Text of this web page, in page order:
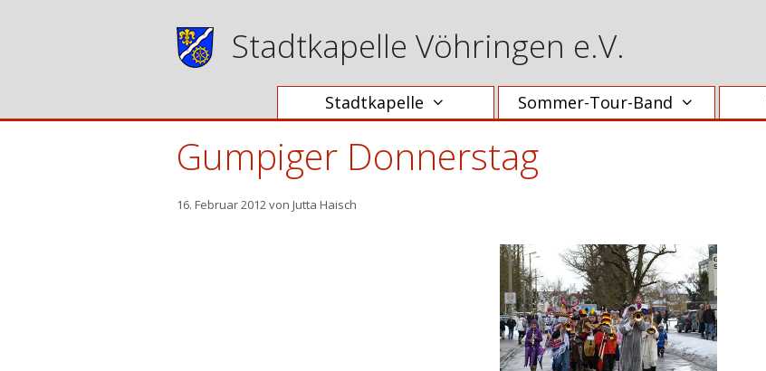
Stadtkapelle Vöhringen e.V.
Stadtkapelle Sommer-Tour-Band
Gumpiger Donnerstag
16. Februar 2012von Jutta Haisch